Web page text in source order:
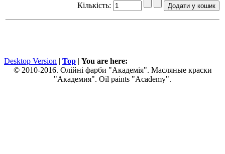
Кількість:
Desktop Version | Top | You are here:
© 2010-2016. Олійні фарби "Академія". Масляные краски
"Академия". Oil paints "Academy".